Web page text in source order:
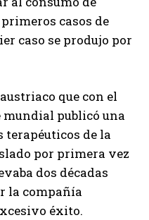
casos de
caso se produjo por
que con el
publicó una
terapéuticos de la
por primera vez
dos décadas
la compañía
éxito.